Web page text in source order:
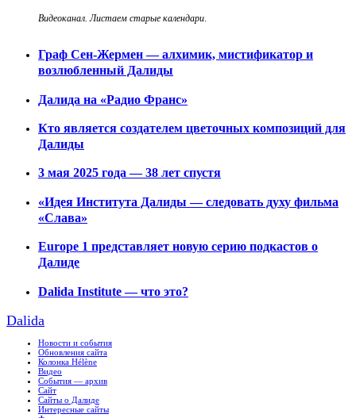
Видеоканал. Листаем старые календари.
Граф Сен-Жермен — алхимик, мистификатор и
возлюбленный Далиды
Далида на «Радио Франс»
Кто является создателем цветочных композиций для
Далиды
3 мая 2025 года — 38 лет спустя
«Идея Института Далиды — следовать духу фильма
«Слава»
Europe 1 представляет новую серию подкастов о
Далиде
Dalida Institute — что это?
Dalida
Новости и события
Обновления сайта
Колонка Hélène
Видео
События — архив
Сайт
Сайты о Далиде
Интересные сайты